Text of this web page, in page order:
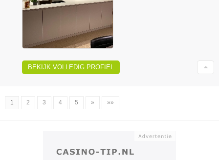
BEKIJK VOLLEDIG PROFIEL
1 2 3 4 5 » »»